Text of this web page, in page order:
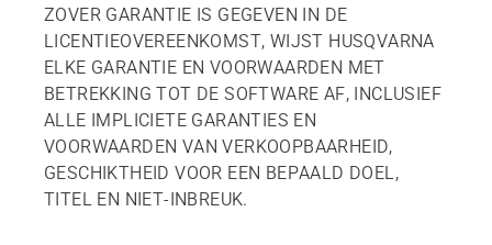
ZOVER GARANTIE IS GEGEVEN IN DE
LICENTIEOVEREENKOMST, WIJST HUSQVARNA
ELKE GARANTIE EN VOORWAARDEN MET
BETREKKING TOT DE SOFTWARE AF, INCLUSIEF
ALLE IMPLICIETE GARANTIES EN
VOORWAARDEN VAN VERKOOPBAARHEID,
GESCHIKTHEID VOOR EEN BEPAALD DOEL,
TITEL EN NIET-INBREUK.